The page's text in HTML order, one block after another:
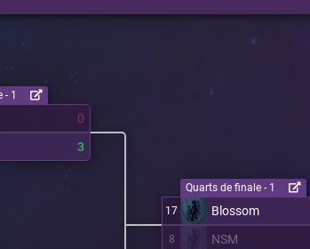
0
3
1
17 Blossom
8 NSM
Quarts de finale - 1